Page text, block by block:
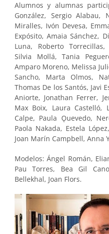
Alumnos y alumnas
González, Sergio Alabau,
Miralles, Ivón Devesa,
Expósito, Amaia Sánchez,
Luna, Roberto
Silvia Mollá, Tania
Amparo Moreno, Melissa
Sancho, Marta Olmos,
Thomas De los Santós, Javi
Aniorte, Jonathan Ferrer,
Max Boix, Laura Castelló,
Calpe, Paula Ǫuevedo,
Paola Nakada, Estela
Joan Marín Campbell, Anna
Modelos: Ángel Román,
Pau Torres, Bea Gil
Bellekhal, Joan Flors.